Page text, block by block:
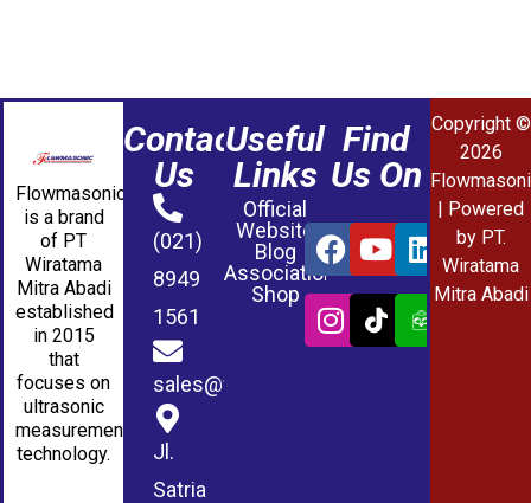
Flowmasonic
is a brand
of PT
Wiratama
Mitra Abadi
established
in 2015
that
focuses on
ultrasonic
measurement
technology.
Contact
Us
(021)
8949
1561
sales@wmablog.com
Jl.
Satria
Useful
Links
Official
Website
Blog
Association
Shop
Find
Us On
Copyright ©
2026
| Powered
by PT.
Wiratama
Mitra Abadi